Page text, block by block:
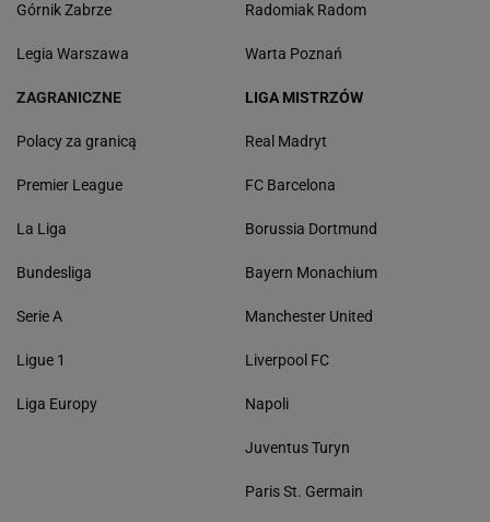
Górnik Zabrze
Legia Warszawa
Radomiak Radom
Warta Poznań
ZAGRANICZNE
Polacy za granicą
Premier League
La Liga
Bundesliga
Serie A
Ligue 1
Liga Europy
LIGA MISTRZÓW
Real Madryt
FC Barcelona
Borussia Dortmund
Bayern Monachium
Manchester United
Liverpool FC
Napoli
Juventus Turyn
Paris St. Germain